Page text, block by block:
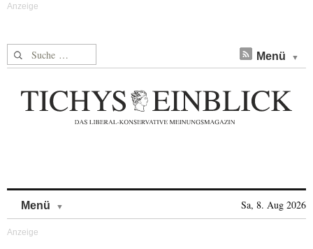
Suche nach: Menü
Menü Sa, 8. Aug 2026